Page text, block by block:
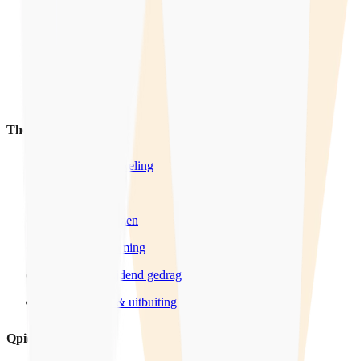
Thema's
Seksuele ontwikkeling
Wensen & Grenzen
Sexting & Grooming
Grensoverschrijdend gedrag
Mensenhandel & uitbuiting
Qpido